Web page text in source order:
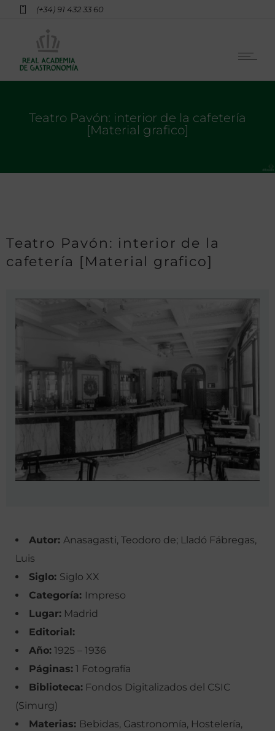
(+34) 91 432 33 60
Teatro Pavón: interior de la cafetería
[Material grafico]
Teatro Pavón: interior de la
cafetería [Material grafico]
Autor: Anasagasti, Teodoro de; Lladó Fábregas,
Luis
Siglo: Siglo XX
Categoría: Impreso
Lugar: Madrid
Editorial:
Año: 1925 – 1936
Páginas: 1 Fotografía
Biblioteca: Fondos Digitalizados del CSIC
(Simurg)
Materias: Bebidas, Gastronomía, Hostelería,